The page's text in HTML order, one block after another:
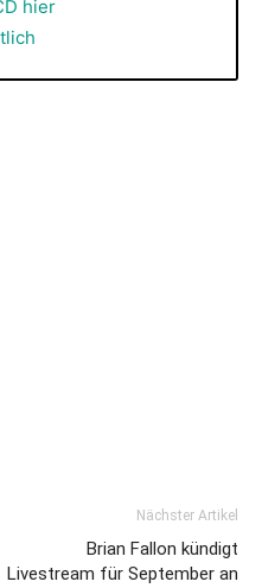
Nächster Artikel
Brian Fallon kündigt
Livestream für September an